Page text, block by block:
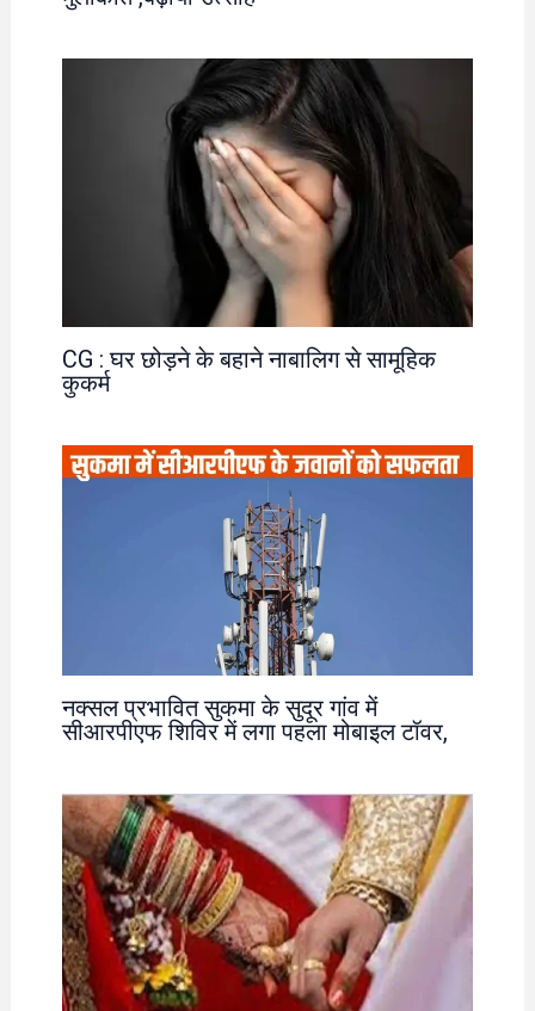
CG : घर छोड़ने के बहाने नाबालिग से सामूहिक
कुकर्म
नक्सल प्रभावित सुकमा के सुदूर गांव में
सीआरपीएफ शिविर में लगा पहला मोबाइल टॉवर,